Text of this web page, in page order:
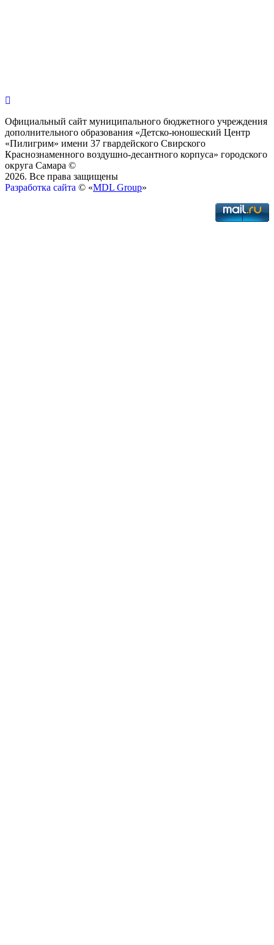
Официальный сайт муниципального бюджетного учреждения
дополнительного образования «Детско-юношеский Центр
«Пилигрим» имени 37 гвардейского Свирского
Краснознаменного воздушно-десантного корпуса» городского
округа Самара ©
2026. Все права защищены
Разработка сайта © «MDL Group»